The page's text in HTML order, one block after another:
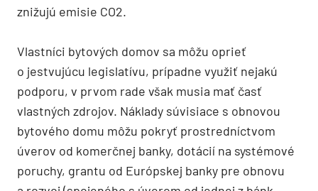
znižujú emisie CO2.
Vlastníci bytových domov sa môžu oprieť
o jestvujúcu legislatívu, prípadne využiť nejakú
podporu, v prvom rade však musia mať časť
vlastných zdrojov. Náklady súvisiace s obnovou
bytového domu môžu pokryť prostredníctvom
úverov od komerčnej banky, dotácií na systémové
poruchy, grantu od Európskej banky pre obnovu